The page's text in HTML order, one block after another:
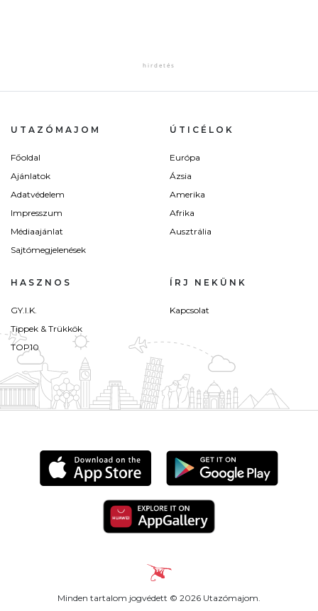
UTAZÓMAJOM
Főoldal
Ajánlatok
Adatvédelem
Impresszum
Médiaajánlat
Sajtómegjelenések
ÚTICÉLOK
Európa
Ázsia
Amerika
Afrika
Ausztrália
HASZNOS
GY.I.K.
Tippek & Trükkök
TOP10
ÍRJ NEKÜNK
Kapcsolat
Minden tartalom jogvédett © 2026 Utazómajom.